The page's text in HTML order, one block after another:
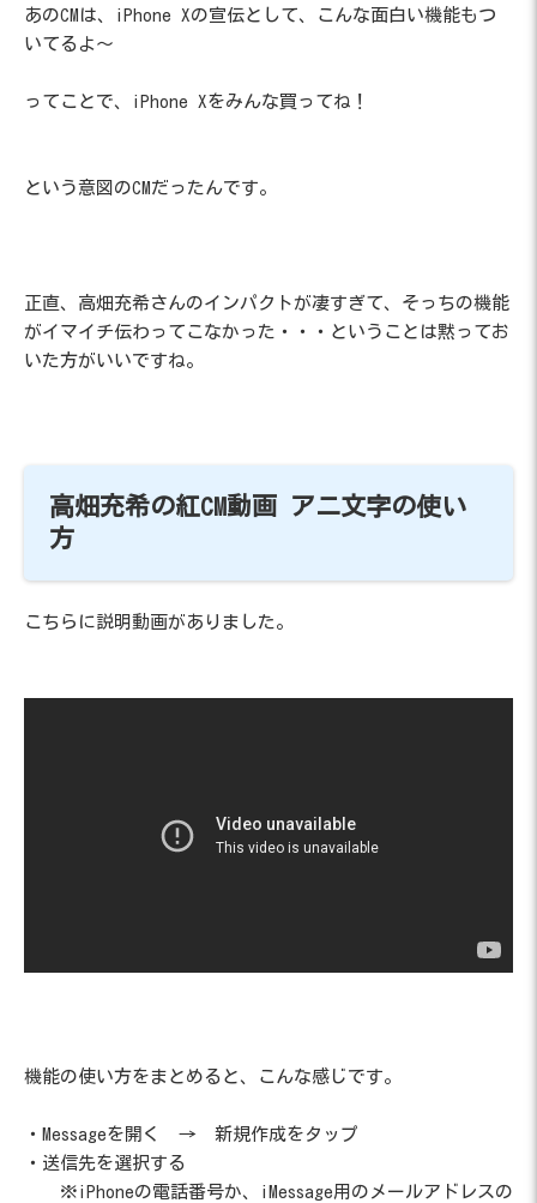
あのCMは、iPhone Xの宣伝として、こんな面白い機能もつ
いてるよ～
ってことで、iPhone Xをみんな買ってね！
という意図のCMだったんです。
正直、高畑充希さんのインパクトが凄すぎて、そっちの機能
がイマイチ伝わってこなかった・・・ということは黙ってお
いた方がいいですね。
高畑充希の紅CM動画 アニ文字の使い
方
こちらに説明動画がありました。
機能の使い方をまとめると、こんな感じです。
・Messageを開く → 新規作成をタップ
・送信先を選択する
※iPhoneの電話番号か、iMessage用のメールアドレスの